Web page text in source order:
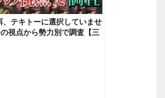
、テキトーに選択していませ
視点から勢力別で調査【三